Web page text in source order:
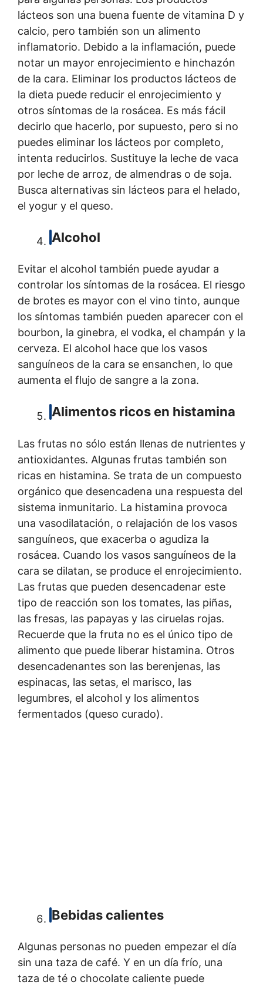
lácteos son una buena fuente de vitamina D y
calcio, pero también son un alimento
inflamatorio. Debido a la inflamación, puede
notar un mayor enrojecimiento e hinchazón
de la cara. Eliminar los productos lácteos de
la dieta puede reducir el enrojecimiento y
otros síntomas de la rosácea. Es más fácil
decirlo que hacerlo, por supuesto, pero si no
puedes eliminar los lácteos por completo,
intenta reducirlos. Sustituye la leche de vaca
por leche de arroz, de almendras o de soja.
Busca alternativas sin lácteos para el helado,
el yogur y el queso.
Alcohol
Evitar el alcohol también puede ayudar a
controlar los síntomas de la rosácea. El riesgo
de brotes es mayor con el vino tinto, aunque
los síntomas también pueden aparecer con el
bourbon, la ginebra, el vodka, el champán y la
cerveza. El alcohol hace que los vasos
sanguíneos de la cara se ensanchen, lo que
aumenta el flujo de sangre a la zona.
Alimentos ricos en histamina
Las frutas no sólo están llenas de nutrientes y
antioxidantes. Algunas frutas también son
ricas en histamina. Se trata de un compuesto
orgánico que desencadena una respuesta del
sistema inmunitario. La histamina provoca
una vasodilatación, o relajación de los vasos
sanguíneos, que exacerba o agudiza la
rosácea. Cuando los vasos sanguíneos de la
cara se dilatan, se produce el enrojecimiento.
Las frutas que pueden desencadenar este
tipo de reacción son los tomates, las piñas,
las fresas, las papayas y las ciruelas rojas.
Recuerde que la fruta no es el único tipo de
alimento que puede liberar histamina. Otros
desencadenantes son las berenjenas, las
espinacas, las setas, el marisco, las
legumbres, el alcohol y los alimentos
fermentados (queso curado).
Bebidas calientes
Algunas personas no pueden empezar el día
sin una taza de café. Y en un día frío, una
taza de té o chocolate caliente puede